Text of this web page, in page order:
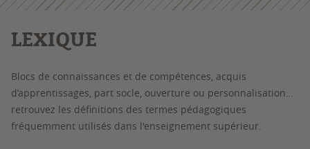
LEXIQUE
Blocs de connaissances et de compétences, acquis
d’apprentissages, part socle, ouverture ou personnalisation…
retrouvez les définitions des termes pédagogiques
fréquemment utilisés dans l'enseignement supérieur.